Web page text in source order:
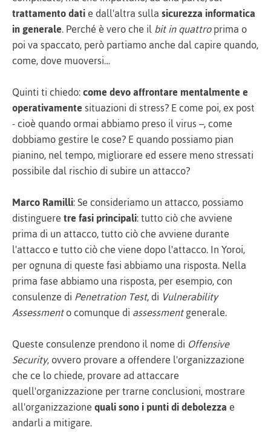
trattamento datie dall'altra sullasicurezza informatica
in generale. Perché è vero che ilbit in quattroprima o
poi va spaccato, però partiamo anche dal capire quando,
come, dove muoversi…
Quinti ti chiedo:come devo affrontare mentalmente e
operativamentesituazioni di stress? E come poi, ex post
- cioè quando ormai abbiamo preso il virus –, come
dobbiamo gestire le cose? E quando possiamo pian
pianino, nel tempo, migliorare ed essere meno stressati
possibile dal rischio di subire un attacco?
Marco Ramilli: Se consideriamo un attacco, possiamo
distingueretre fasi principali: tutto ciò che avviene
prima di un attacco, tutto ciò che avviene durante
l'attacco e tutto ciò che viene dopo l'attacco. In Yoroi,
per ognuna di queste fasi abbiamo una risposta. Nella
prima fase abbiamo una risposta, per esempio, con
consulenze diPenetration Test, di Vulnerability
Assessmento comunque diassessmentgenerale.
Queste consulenze prendono il nome di Offensive
Security, ovvero provare a offendere l'organizzazione
che ce lo chiede, provare ad attaccare
quell'organizzazione per trarne conclusioni, mostrare
all'organizzazionequali sono i punti di debolezzae
andarli a mitigare.